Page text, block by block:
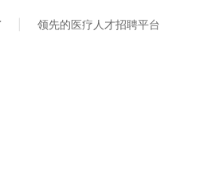
领先的医疗人才招聘平台